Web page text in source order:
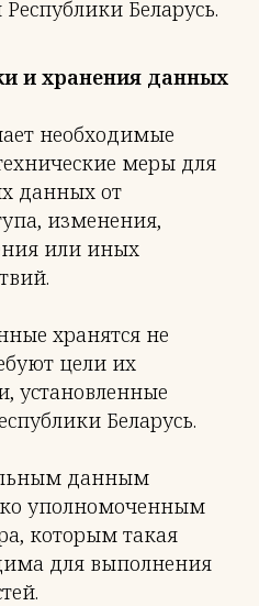
Беларусь.
и хранения данных
необходимые
меры для
данных от
изменения,
или иных
хранятся не
цели их
установленные
Беларусь.
данным
уполномоченным
которым такая
для выполнения